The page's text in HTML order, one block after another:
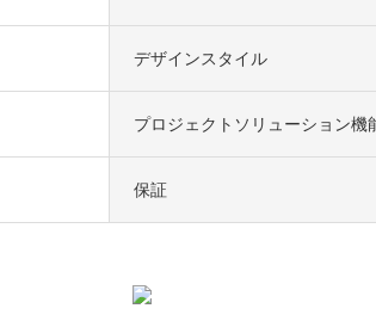
デザインスタイル
プロジェクトソリューション機
保証